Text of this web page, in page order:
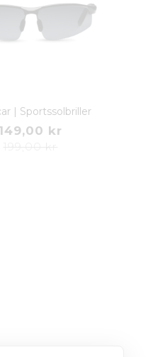
| Sportssolbriller
149,00 kr